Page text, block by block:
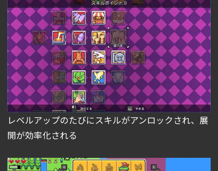
レベルアップのたびにスキルがアンロックされ、展
開が効率化される